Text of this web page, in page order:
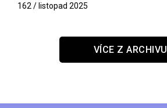
162 / listopad 2025
VÍCE Z ARCHIVU